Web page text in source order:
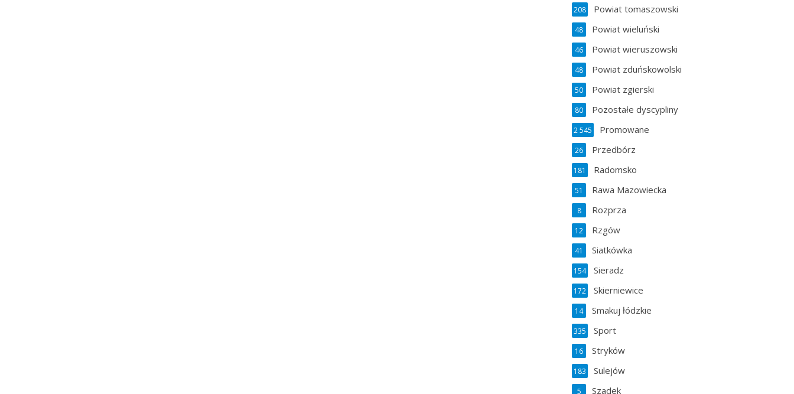
Powiat tomaszowski
208
Powiat wieluński
48
Powiat wieruszowski
46
Powiat zduńskowolski
48
Powiat zgierski
50
Pozostałe dyscypliny
80
Promowane
2 545
Przedbórz
26
Radomsko
181
Rawa Mazowiecka
51
Rozprza
8
Rzgów
12
Siatkówka
41
Sieradz
154
Skierniewice
172
Smakuj łódzkie
14
Sport
335
Stryków
16
Sulejów
183
Szadek
5